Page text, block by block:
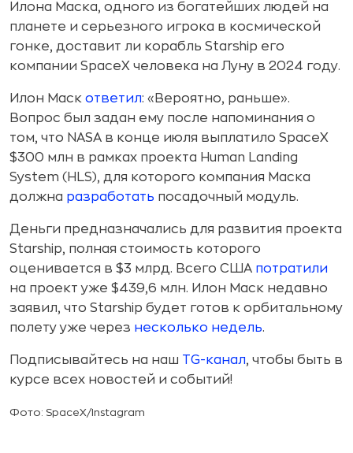
Илона Маска, одного из богатейших людей на
планете и серьезного игрока в космической
гонке, доставит ли корабль Starship его
компании SpaceX человека на Луну в 2024 году.
Илон Маск ответил: «Вероятно, раньше».
Вопрос был задан ему после напоминания о
том, что NASA в конце июля выплатило SpaceX
$300 млн в рамках проекта Human Landing
System (HLS), для которого компания Маска
должна разработать посадочный модуль.
Деньги предназначались для развития проекта
Starship, полная стоимость которого
оценивается в $3 млрд. Всего США потратили
на проект уже $439,6 млн. Илон Маск недавно
заявил, что Starship будет готов к орбитальному
полету уже через несколько недель.
Подписывайтесь на наш TG-канал, чтобы быть в
курсе всех новостей и событий!
Фото: SpaceX/Instagram